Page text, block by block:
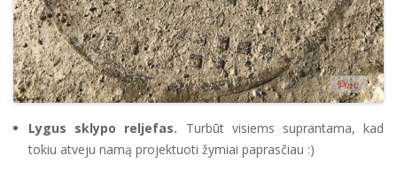
Lygus sklypo reljefas. Turbūt visiems suprantama, kad
tokiu atveju namą projektuoti žymiai paprasčiau :)